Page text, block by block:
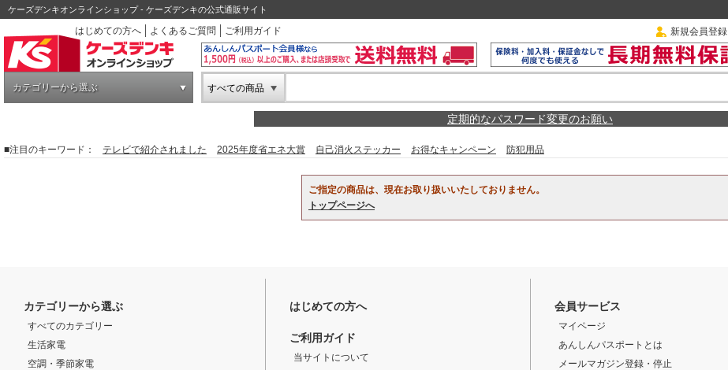
ケーズデンキオンラインショップ - ケーズデンキの公式通販サイト
はじめての方へ
よくあるご質問 ご利用ガイド 新規会員登録
カテゴリーから選ぶ すべての商品
定期的なパスワード変更のお願い
■注目のキーワード： テレビで紹介されました 2025年度省エネ大賞 自己消火ステッカー お得なキャンペーン 防犯用品
ご指定の商品は、現在お取り扱いいたしておりません。
トップページへ
カテゴリーから選ぶ
すべてのカテゴリー
生活家電
空調・季節家電
はじめての方へ
ご利用ガイド
当サイトについて
会員サービス
マイページ
あんしんパスポートとは
メールマガジン登録・停止